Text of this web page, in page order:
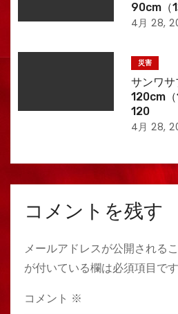
90cm（
4月 28,
災害
サンワサ
120cm
120
4月 28,
コメントを残す
メールアドレスが公開される
が付いている欄は必須項目です
コメント ※